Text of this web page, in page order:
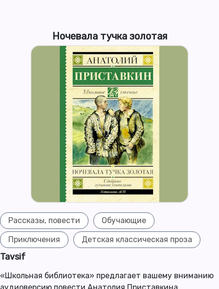
Ночевала тучка золотая
Рассказы, повести Обучающие
Приключения Детская классическая проза
Tavsif
«Школьная библиотека» предлагает вашему вниманию